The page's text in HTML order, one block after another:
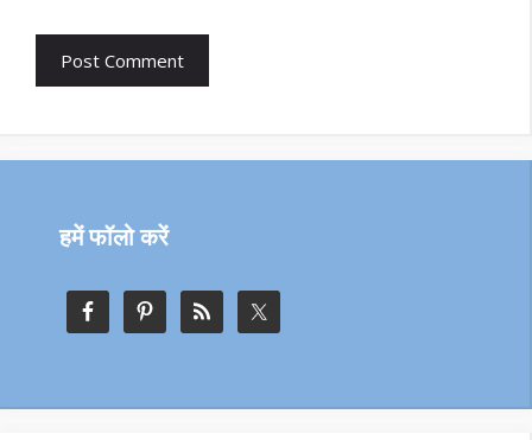
हमें फॉलो करें